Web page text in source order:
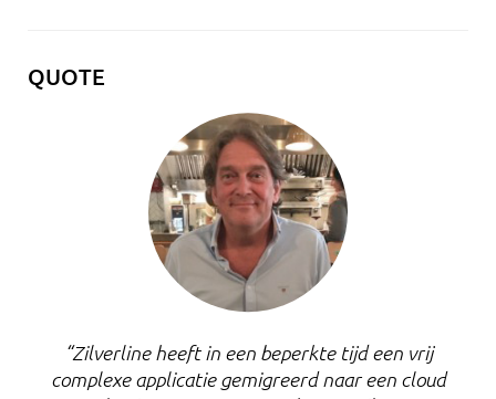
QUOTE
“Zilverline heeft in een beperkte tijd een vrij
complexe applicatie gemigreerd naar een cloud